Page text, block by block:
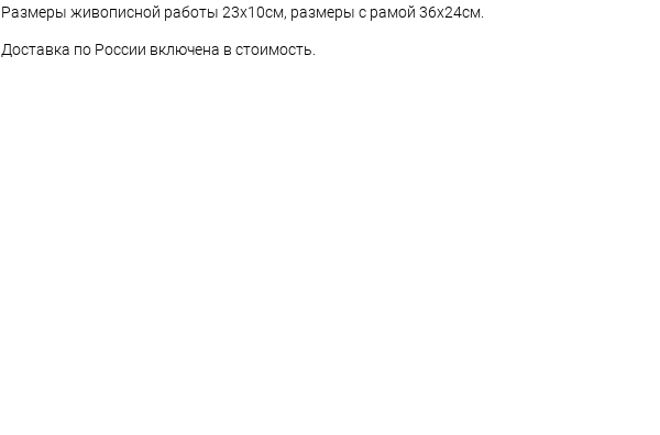
Размеры живописной работы 23х10см, размеры с рамой 36х24см.
Доставка по России включена в стоимость.